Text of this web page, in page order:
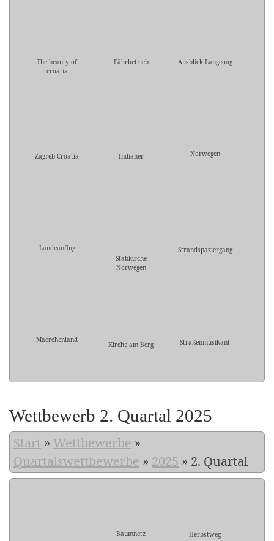
The beauty of
croatia
Fährbetrieb Ausblick Langeoog
Zagreb Croatia Indianer Norwegen
Landeanflug
Stabkirche
Norwegen
Strandspaziergang
Maerchenland
Kirche am Berg Straßenmusikant
Wettbewerb 2. Quartal 2025
Start » Wettbewerbe »
Quartalswettbewerbe » 2025 » 2. Quartal
Baumnetz Herbstweg